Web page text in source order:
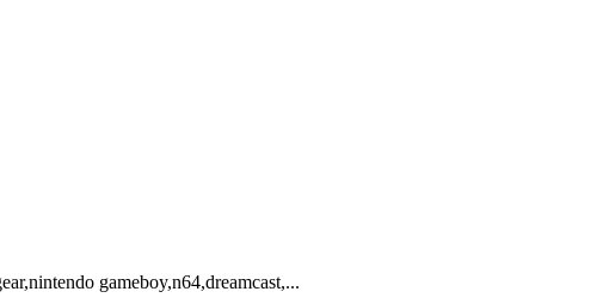
gameboy,n64,dreamcast,...